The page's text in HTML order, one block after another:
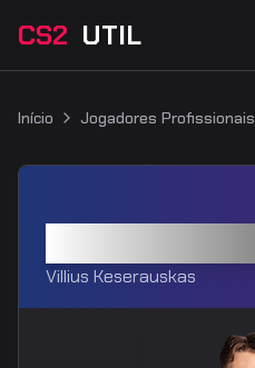
CS2 UTIL
Início Jogadores Profissionais
Villius Keserauskas